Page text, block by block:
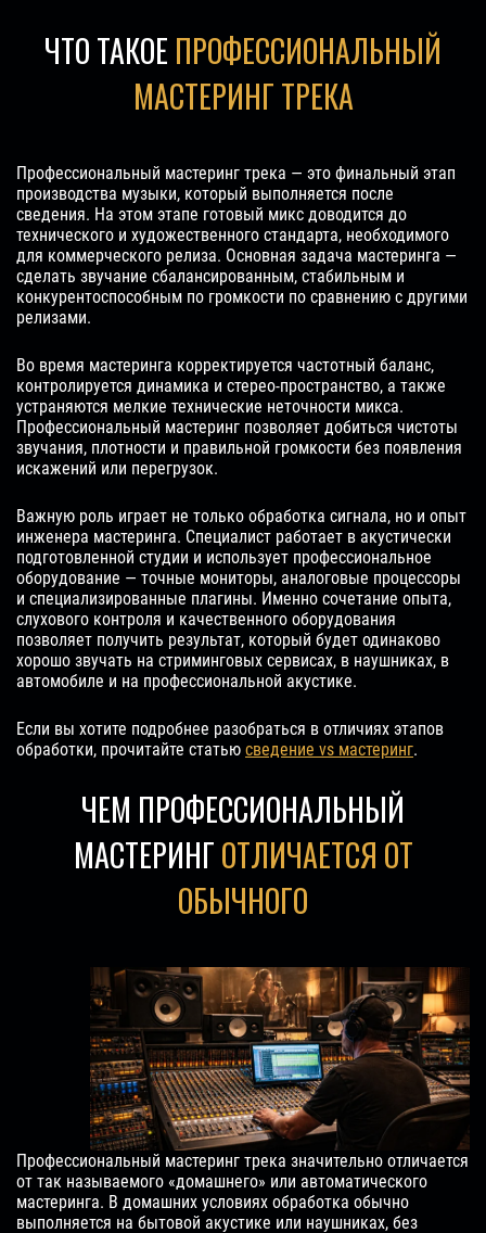
ЧТО ТАКОЕ ПРОФЕССИОНАЛЬНЫЙ
МАСТЕРИНГ ТРЕКА
Профессиональный мастеринг трека — это финальный этап
производства музыки, который выполняется после
сведения. На этом этапе готовый микс доводится до
технического и художественного стандарта, необходимого
для коммерческого релиза. Основная задача мастеринга —
сделать звучание сбалансированным, стабильным и
конкурентоспособным по громкости по сравнению с другими
релизами.
Во время мастеринга корректируется частотный баланс,
контролируется динамика и стерео-пространство, а также
устраняются мелкие технические неточности микса.
Профессиональный мастеринг позволяет добиться чистоты
звучания, плотности и правильной громкости без появления
искажений или перегрузок.
Важную роль играет не только обработка сигнала, но и опыт
инженера мастеринга. Специалист работает в акустически
подготовленной студии и использует профессиональное
оборудование — точные мониторы, аналоговые процессоры
и специализированные плагины. Именно сочетание опыта,
слухового контроля и качественного оборудования
позволяет получить результат, который будет одинаково
хорошо звучать на стриминговых сервисах, в наушниках, в
автомобиле и на профессиональной акустике.
Если вы хотите подробнее разобраться в отличиях этапов
обработки, прочитайте статью сведение vs мастеринг.
ЧЕМ ПРОФЕССИОНАЛЬНЫЙ
МАСТЕРИНГОТЛИЧАЕТСЯ ОТ
ОБЫЧНОГО
Профессиональный мастеринг трека значительно отличается
от так называемого «домашнего» или автоматического
мастеринга. В домашних условиях обработка обычно
выполняется на бытовой акустике или наушниках, без